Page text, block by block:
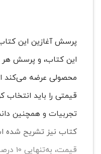
پرسش آغازین این
این کتاب، و پرسش
محصولی عرضه می‌کند
قیمتی را باید انتخاب
تجربیات و همچنین
کتاب نیز تشریح شده